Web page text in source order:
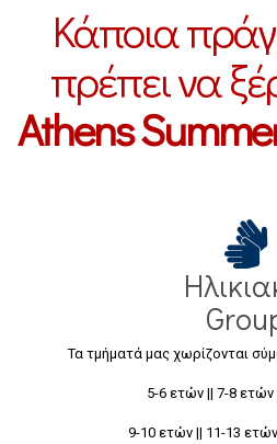
Κάποια
πρέπει να
Athens
Τα τμήματά μας χωρίζονται
5-6 ετών || 7-8
9-10 ετών || 11-13